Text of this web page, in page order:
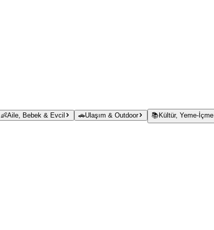
👶Aile, Bebek & Evcil 🚗Ulaşım & Outdoor 📚 Kültür, Yeme-